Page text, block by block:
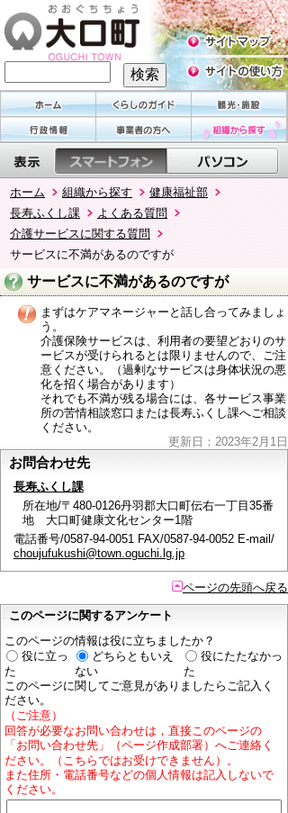
ホーム 組織から探す
健康福祉部
長寿ふくし課
よくある質問
介護サービスに関する質問
サービスに不満があるのですが
サービスに不満があるのですが
まずはケアマネージャーと話し合ってみましょ
う。
介護保険サービスは、利用者の要望どおりのサ
ービスが受けられるとは限りませんので、ご注
意ください。（過剰なサービスは身体状況の悪
化を招く場合があります）
それでも不満が残る場合には、各サービス事業
所の苦情相談窓口または長寿ふくし課へご相談
ください。
更新日：2023年2月1日
お問合わせ先
長寿ふくし課
所在地/〒480-0126丹羽郡大口町伝右一丁目35番
地 大口町健康文化センター1階
電話番号/0587-94-0051 FAX/0587-94-0052 E-mail/
choujufukushi@town.oguchi.lg.jp
ページの先頭へ戻る
このページに関するアンケート
このページの情報は役に立ちましたか？
役に立っ
た
どちらともいえ
ない
役にたたなかっ
た
このページに関してご意見がありましたらご記入く
ださい。
（ご注意）
回答が必要なお問い合わせは，直接このページの
「お問い合わせ先」（ページ作成部署）へご連絡く
ださい。（こちらではお受けできません）。
また住所・電話番号などの個人情報は記入しないで
ください。